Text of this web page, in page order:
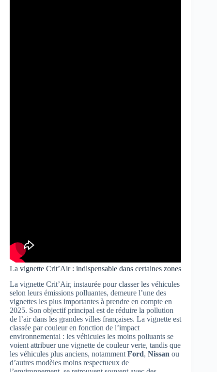
La vignette Crit’Air : indispensable dans certaines zones
La vignette Crit’Air, instaurée pour classer les véhicules
selon leurs émissions polluantes, demeure l’une des
vignettes les plus importantes à prendre en compte en
2025. Son objectif principal est de réduire la pollution
de l’air dans les grandes villes françaises. La vignette est
classée par couleur en fonction de l’impact
environnemental : les véhicules les moins polluants se
voient attribuer une vignette de couleur verte, tandis que
les véhicules plus anciens, notammentFord, Nissan ou
d’autres modèles moins respectueux de